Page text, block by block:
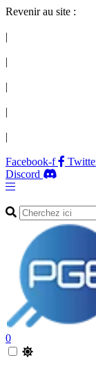
Revenir au site :
|
|
|
|
|
Facebook-f
Discord
0